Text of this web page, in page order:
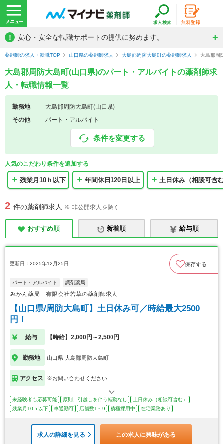
! 安心・安全な転職サポートの提供に努めます。
薬剤師の求人・転職TOP 山口県の薬剤師求人 大島郡周防大島町の薬剤師求人 大島郡周
大島郡周防大島町(山口県)のパート・アルバイトの薬剤師求
人・転職情報一覧
勤務地
大島郡周防大島町(山口県)
その他
パート・アルバイト
条件を変更する
人気のこだわり条件を追加する
残業月10ｈ以下 年間休日120日以上 土日休み（相談可含
2 件の薬剤師求人 ※ 非公開求人を除く
おすすめ順 新着順 給与順
更新日：2025年12月25日 保存する
パート・アルバイト 調剤薬局
みかん薬局 有限会社若草の薬剤師求人
【山口県/周防大島町】土日休み可／時給最大2500
円！
給与 【時給】2,000円～2,500円
勤務地 山口県 大島郡周防大島町
アクセス ※お問い合わせください
未経験者も応募可能 原則、引越しを伴う転勤なし
土日休み（相談可含む）
残業月10ｈ以下
車通勤可 店舗数1～9 積極採用中 在宅業務あり
求人の詳細を見る この求人に興味がある